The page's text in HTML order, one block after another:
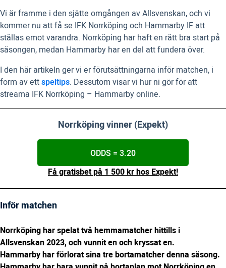
Vi är framme i den sjätte omgången av Allsvenskan, och vi
kommer nu att få se IFK Norrköping och Hammarby IF att
ställas emot varandra. Norrköping har haft en rätt bra start på
säsongen, medan Hammarby har en del att fundera över.
I den här artikeln ger vi er förutsättningarna inför matchen, i
form av ettspeltips. Dessutom visar vi hur ni gör för att
streama IFK Norrköping – Hammarby online.
Norrköping vinner (Expekt)
ODDS = 3.20
Få gratisbet på 1 500 kr hos Expekt!
Inför matchen
Norrköping har spelat två hemmamatcher hittills i
Allsvenskan 2023, och vunnit en och kryssat en.
Hammarby har förlorat sina tre bortamatcher denna säsong.